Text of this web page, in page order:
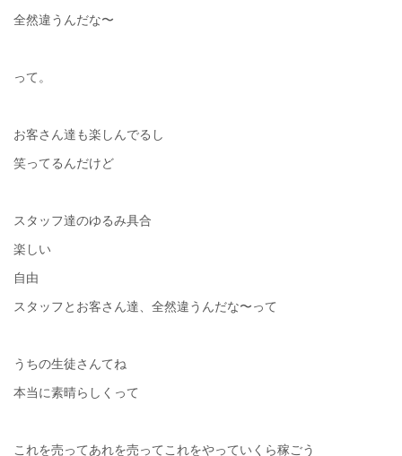
全然違うんだな〜
って。
お客さん達も楽しんでるし
笑ってるんだけど
スタッフ達のゆるみ具合
楽しい
自由
スタッフとお客さん達、全然違うんだな〜って
うちの生徒さんてね
本当に素晴らしくって
これを売ってあれを売ってこれをやっていくら稼ごう